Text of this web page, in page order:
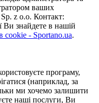
ваших
z o.o. Контакт:
Ви знайдете в нашій
cookie - Sportano.ua.
програму,
(наприклад, за
ми хочемо залишити
наші послуги, Ви